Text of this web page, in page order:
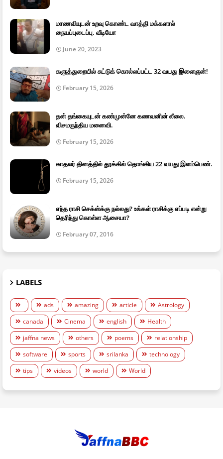
மாணவியுடன் உறவு கொண்ட வாத்தி மக்களால்
நையப்புடைப்பு. வீடியோ
June 20, 2023
களுத்துறையில் சுட்டுக் கொல்லப்பட்ட 32 வயது இளைஞன்!
February 15, 2026
தன் தங்கையுடன் கண்முன்னே கணவனின் லீலை.
விசமருந்திய மனைவி.
February 15, 2026
காதலர் தினத்தில் தூக்கில் தொங்கிய 22 வயது இளம்பெண்.
February 15, 2026
எந்த ராசி செக்ஸ்க்கு நல்லது? உங்கள் ராசிக்கு எப்படி என்று
தெரிந்து கொள்ள ஆசையா?
February 07, 2016
LABELS
ads amazing article
Astrology
canada
Cinema english
Health
jaffna news
others poems
relationship
software
sports srilanka
technology
tips
videos world World